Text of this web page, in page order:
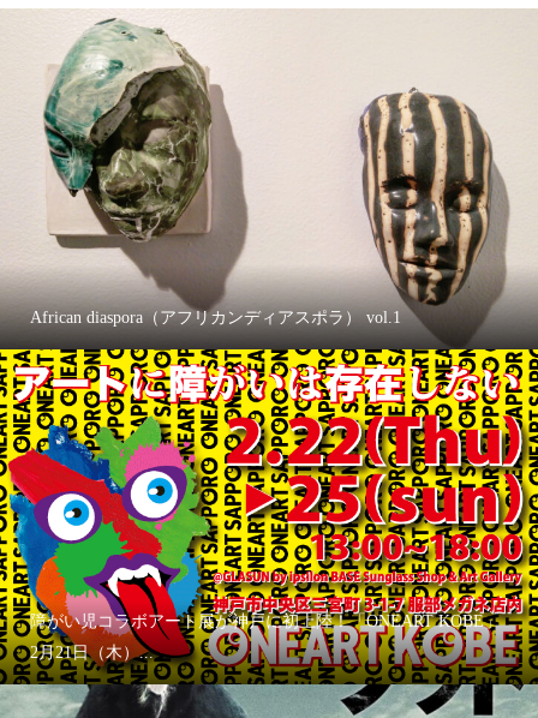
African diaspora（アフリカンディアスポラ） vol.1
障がい児コラボアート展が神戸に初上陸！「ONEART KOBE」
2月21日（木）...